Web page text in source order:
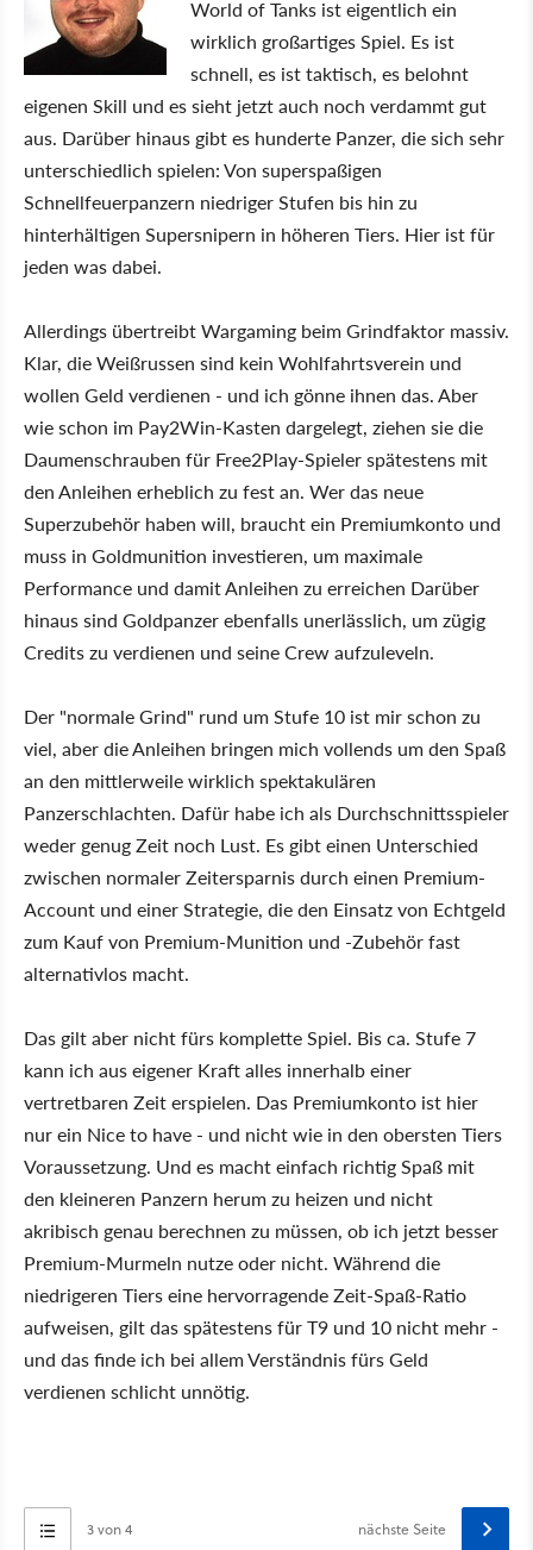
World of Tanks ist eigentlich ein
wirklich großartiges Spiel. Es ist
schnell, es ist taktisch, es belohnt
eigenen Skill und es sieht jetzt auch noch verdammt gut
aus. Darüber hinaus gibt es hunderte Panzer, die sich sehr
unterschiedlich spielen: Von superspaßigen
Schnellfeuerpanzern niedriger Stufen bis hin zu
hinterhältigen Supersnipern in höheren Tiers. Hier ist für
jeden was dabei.
Allerdings übertreibt Wargaming beim Grindfaktor massiv.
Klar, die Weißrussen sind kein Wohlfahrtsverein und
wollen Geld verdienen - und ich gönne ihnen das. Aber
wie schon im Pay2Win-Kasten dargelegt, ziehen sie die
Daumenschrauben für Free2Play-Spieler spätestens mit
den Anleihen erheblich zu fest an. Wer das neue
Superzubehör haben will, braucht ein Premiumkonto und
muss in Goldmunition investieren, um maximale
Performance und damit Anleihen zu erreichen Darüber
hinaus sind Goldpanzer ebenfalls unerlässlich, um zügig
Credits zu verdienen und seine Crew aufzuleveln.
Der "normale Grind" rund um Stufe 10 ist mir schon zu
viel, aber die Anleihen bringen mich vollends um den Spaß
an den mittlerweile wirklich spektakulären
Panzerschlachten. Dafür habe ich als Durchschnittsspieler
weder genug Zeit noch Lust. Es gibt einen Unterschied
zwischen normaler Zeitersparnis durch einen Premium-
Account und einer Strategie, die den Einsatz von Echtgeld
zum Kauf von Premium-Munition und -Zubehör fast
alternativlos macht.
Das gilt aber nicht fürs komplette Spiel. Bis ca. Stufe 7
kann ich aus eigener Kraft alles innerhalb einer
vertretbaren Zeit erspielen. Das Premiumkonto ist hier
nur ein Nice to have - und nicht wie in den obersten Tiers
Voraussetzung. Und es macht einfach richtig Spaß mit
den kleineren Panzern herum zu heizen und nicht
akribisch genau berechnen zu müssen, ob ich jetzt besser
Premium-Murmeln nutze oder nicht. Während die
niedrigeren Tiers eine hervorragende Zeit-Spaß-Ratio
aufweisen, gilt das spätestens für T9 und 10 nicht mehr -
und das finde ich bei allem Verständnis fürs Geld
verdienen schlicht unnötig.
3 von 4 nächste Seite